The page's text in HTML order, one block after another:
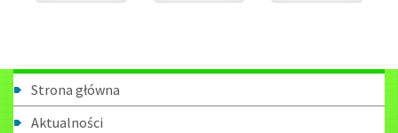
Menu
boczne
Strona główna
Aktualności